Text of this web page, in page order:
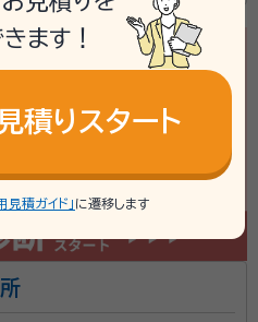
ます！
積りスタート
見積ガイド」 に遷移します